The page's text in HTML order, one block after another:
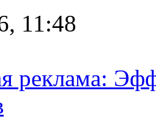
11:48
реклама: